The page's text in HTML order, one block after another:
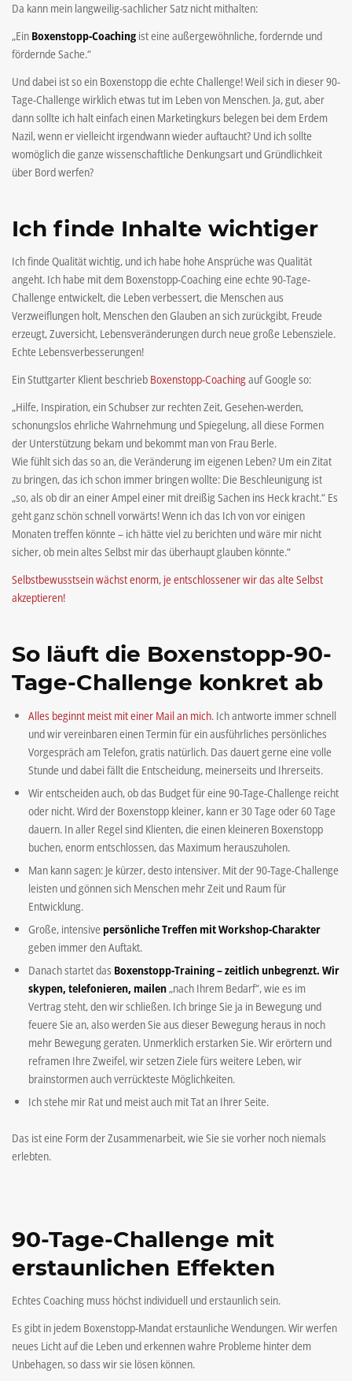
Da kann mein langweilig-sachlicher Satz nicht mithalten:
„Ein Boxenstopp-Coaching ist eine außergewöhnliche, fordernde und
fördernde Sache.“
Und dabei ist so ein Boxenstopp die echte Challenge! Weil sich in dieser 90-
Tage-Challenge wirklich etwas tut im Leben von Menschen. Ja, gut, aber
dann sollte ich halt einfach einen Marketingkurs belegen bei dem Erdem
Nazil, wenn er vielleicht irgendwann wieder auftaucht? Und ich sollte
womöglich die ganze wissenschaftliche Denkungsart und Gründlichkeit
über Bord werfen?
Ich finde Inhalte wichtiger
Ich finde Qualität wichtig, und ich habe hohe Ansprüche was Qualität
angeht. Ich habe mit dem Boxenstopp-Coaching eine echte 90-Tage-
Challenge entwickelt, die Leben verbessert, die Menschen aus
Verzweiflungen holt, Menschen den Glauben an sich zurückgibt, Freude
erzeugt, Zuversicht, Lebensveränderungen durch neue große Lebensziele.
Echte Lebensverbesserungen!
Ein Stuttgarter Klient beschrieb Boxenstopp-Coachingauf Google so:
„Hilfe, Inspiration, ein Schubser zur rechten Zeit, Gesehen-werden,
schonungslos ehrliche Wahrnehmung und Spiegelung, all diese Formen
der Unterstützung bekam und bekommt man von Frau Berle.
Wie fühlt sich das so an, die Veränderung im eigenen Leben? Um ein Zitat
zu bringen, das ich schon immer bringen wollte: Die Beschleunigung ist
„so, als ob dir an einer Ampel einer mit dreißig Sachen ins Heck kracht.“ Es
geht ganz schön schnell vorwärts! Wenn ich das Ich von vor einigen
Monaten treffen könnte – ich hätte viel zu berichten und wäre mir nicht
sicher, ob mein altes Selbst mir das überhaupt glauben könnte.“
Selbstbewusstsein wächst enorm, je entschlossener wir das alte Selbst
akzeptieren!
So läuft die Boxenstopp-90-
Tage-Challenge konkret ab
Alles beginnt meist mit einer Mail an mich. Ich antworte immer schnell
und wir vereinbaren einen Termin für ein ausführliches persönliches
Vorgespräch am Telefon, gratis natürlich. Das dauert gerne eine volle
Stunde und dabei fällt die Entscheidung, meinerseits und Ihrerseits.
Wir entscheiden auch, ob das Budget für eine 90-Tage-Challenge reicht
oder nicht. Wird der Boxenstopp kleiner, kann er 30 Tage oder 60 Tage
dauern. In aller Regel sind Klienten, die einen kleineren Boxenstopp
buchen, enorm entschlossen, das Maximum herauszuholen.
Man kann sagen: Je kürzer, desto intensiver. Mit der 90-Tage-Challenge
leisten und gönnen sich Menschen mehr Zeit und Raum für
Entwicklung.
Große, intensive persönliche Treffen mit Workshop-Charakter
geben immer den Auftakt.
Danach startet das Boxenstopp-Training – zeitlich unbegrenzt. Wir
skypen, telefonieren, mailen „nach Ihrem Bedarf“, wie es im
Vertrag steht, den wir schließen. Ich bringe Sie ja in Bewegung und
feuere Sie an, also werden Sie aus dieser Bewegung heraus in noch
mehr Bewegung geraten. Unmerklich erstarken Sie. Wir erörtern und
reframen Ihre Zweifel, wir setzen Ziele fürs weitere Leben, wir
brainstormen auch verrückteste Möglichkeiten.
Ich stehe mir Rat und meist auch mit Tat an Ihrer Seite.
Das ist eine Form der Zusammenarbeit, wie Sie sie vorher noch niemals
erlebten.
90-Tage-Challenge mit
erstaunlichen Effekten
Echtes Coaching muss höchst individuell und erstaunlich sein.
Es gibt in jedem Boxenstopp-Mandat erstaunliche Wendungen. Wir werfen
neues Licht auf die Leben und erkennen wahre Probleme hinter dem
Unbehagen, so dass wir sie lösen können.